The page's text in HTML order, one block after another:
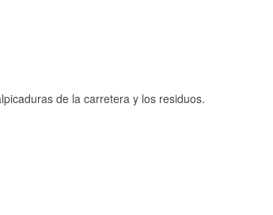
de la carretera y los residuos.